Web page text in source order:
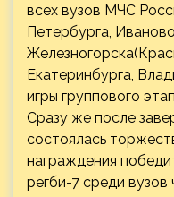
всех вузов МЧС
Петербурга, Иваново,
Екатеринбурга,
игры группового
Сразу же после
состоялась
награждения
регби-7 среди вузов